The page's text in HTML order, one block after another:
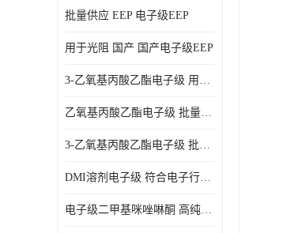
批量供应 EEP 电子级EEP
用于光阻 国产 国产电子级EEP
3-乙氧基丙酸乙酯电子级 用于剥离液 国产
乙氧基丙酸乙酯电子级 批量供应 电子级
3-乙氧基丙酸乙酯电子级 批量供应
DMI溶剂电子级 符合电子行业要求
电子级二甲基咪唑啉酮 高纯度 用于光阻